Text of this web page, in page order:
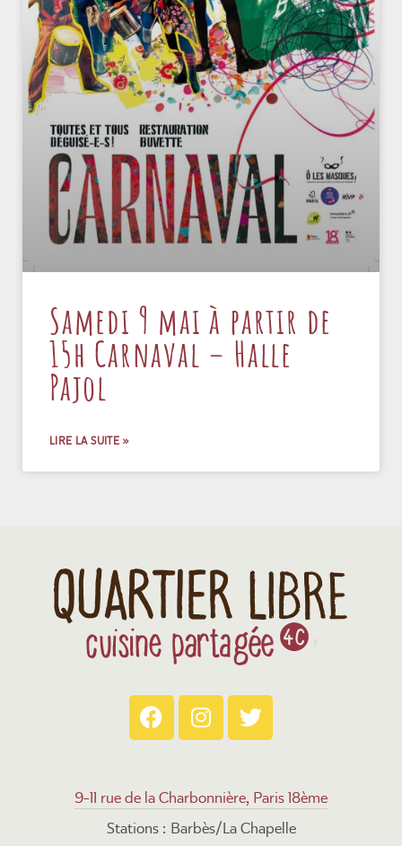
Samedi 9 mai à partir de
15h Carnaval – Halle
Pajol
LIRE LA SUITE »
9-11 rue de la Charbonnière, Paris 18ème
Stations : Barbès/La Chapelle